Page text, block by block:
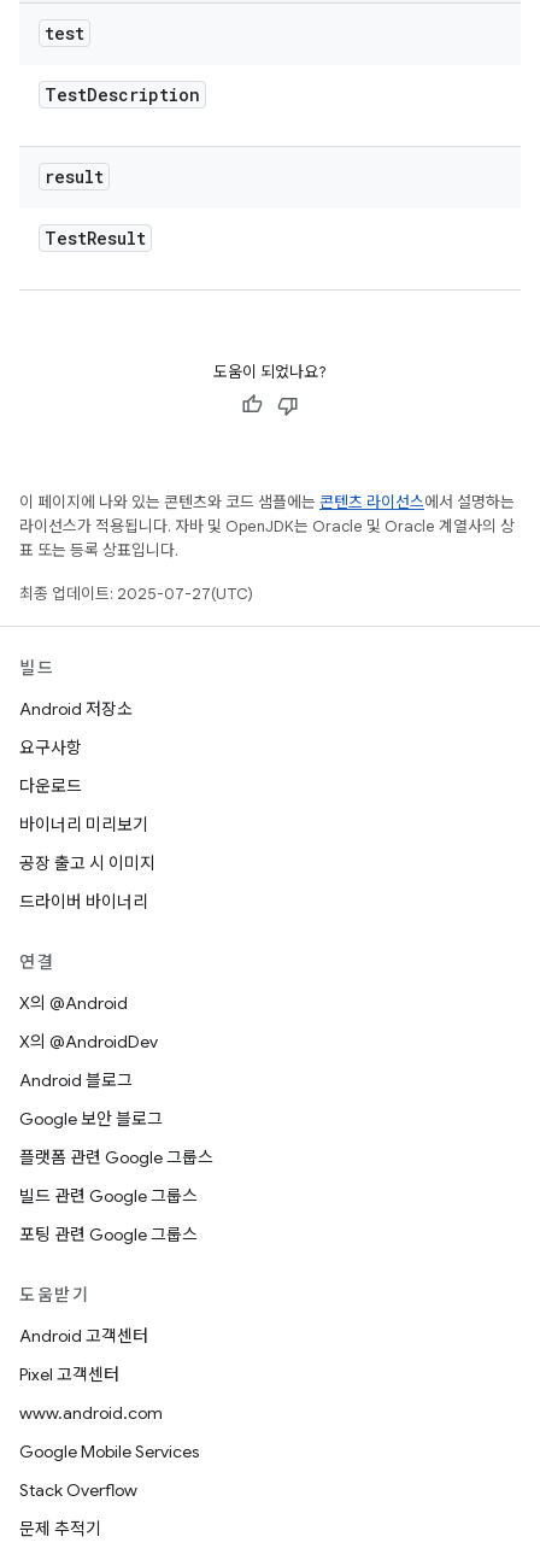
test
TestDescription
result
TestResult
도움이 되었나요?
이 페이지에 나와 있는 콘텐츠와 코드 샘플에는 콘텐츠 라이선스에서 설명하는
라이선스가 적용됩니다. 자바 및 OpenJDK는 Oracle 및 Oracle 계열사의 상
표 또는 등록 상표입니다.
최종 업데이트: 2025-07-27(UTC)
빌드
Android 저장소
요구사항
다운로드
바이너리 미리보기
공장 출고 시 이미지
드라이버 바이너리
연결
X의 @Android
X의 @AndroidDev
Android 블로그
Google 보안 블로그
플랫폼 관련 Google 그룹스
빌드 관련 Google 그룹스
포팅 관련 Google 그룹스
도움받기
Android 고객센터
Pixel 고객센터
www.android.com
Google Mobile Services
Stack Overflow
문제 추적기